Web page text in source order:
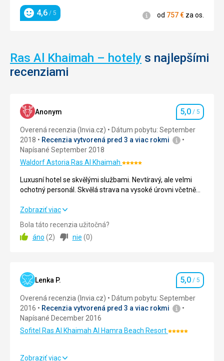
Hodnotenie
4,6 / 5 Informácie
od 757€ za os.
Ras Al Khaimah – hotely s najlepšími
recenziami
Anonym Hodnotenie
5,0 / 5
Overená recenzia (Invia.cz)
Dátum pobytu: September
2018
Recenzia vytvorená pred 3 a viac rokmi
Napísané September 2018
Waldorf Astoria Ras Al KhaimahHodnotenie:
5/5
Luxusní hotel se skvělými službami. Nevtíravý, ale velmi
ochotný personál. Skvělá strava na vysoké úrovni včetně
Ideální pro klidnou dovolenou.
Luxusní hotel se skvělými službami. Nevtíravý, ale velmi
servisu.
Ideální pro klidnou dovolenou.
Ubytovanie 5,0/ 5
Okolie 5,0/ 5
Služby
Zobraziť viac
Bola táto recenzia užitočná?
áno (2) nie (0)
Lenka P. Hodnotenie
5,0 / 5
Overená recenzia (Invia.cz)
Dátum pobytu: September
2016
Recenzia vytvorená pred 3 a viac rokmi
Napísané December 2016
Sofitel Ras Al Khaimah Al Hamra Beach ResortHodnotenie:
Zobraziť viac